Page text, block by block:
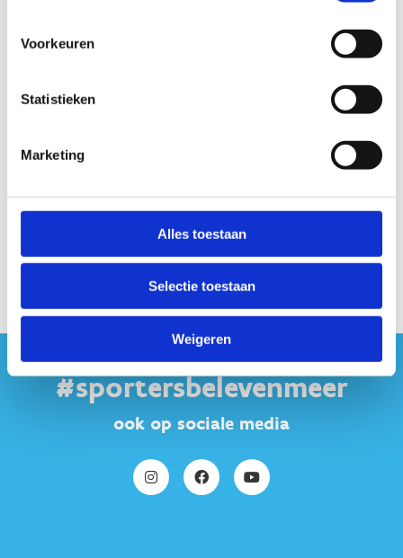
Voorkeuren
Statistieken
Marketing
Alles toestaan
Selectie toestaan
Weigeren
#sportersbelevenmeer
ook op sociale media